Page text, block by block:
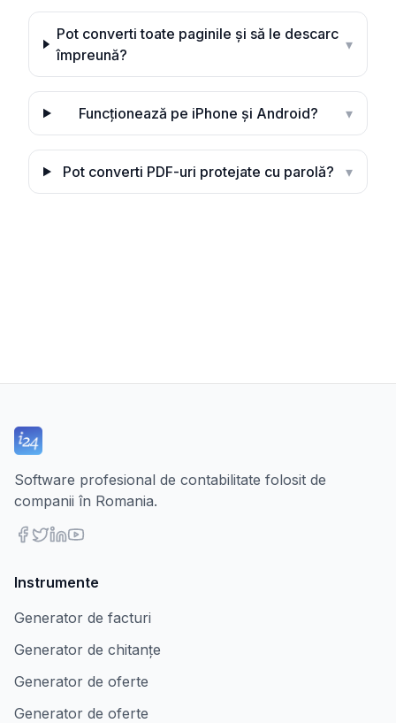
Pot converti toate paginile și să le descarc
împreună?
▾
Funcționează pe iPhone și Android? ▾
Pot converti PDF-uri protejate cu parolă? ▾
Software profesional de contabilitate folosit de
companii în Romania.
Instrumente
Generator de facturi
Generator de chitanțe
Generator de oferte
Generator de oferte